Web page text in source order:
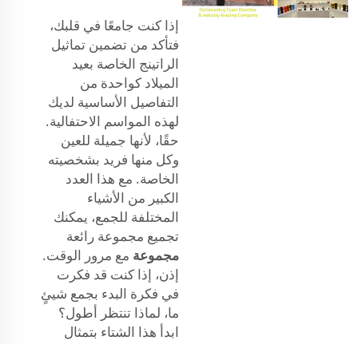
إذا كنت جامعًا في قلبك،
فتأكد من تضمين تماثيل
الراتينج الخاصة بعيد
الميلاد كواحدة من
التفاصيل الأساسية لديك
لهذه المواسم الاحتفالية.
حقًا، لأنها جميلة للعين
وكل منها فريد بشخصيته
الخاصة. مع هذا العدد
الكبير من الأشياء
المختلفة للجمع، يمكنك
تجميع مجموعة رائعة
مجموعة مع مرور الوقت.
إذن، إذا كنت قد فكرت
في فكرة البدء بجمع شيئٍ
ما، لماذا تنتظر أطول؟
ابدأ هذا الشتاء بتمثال